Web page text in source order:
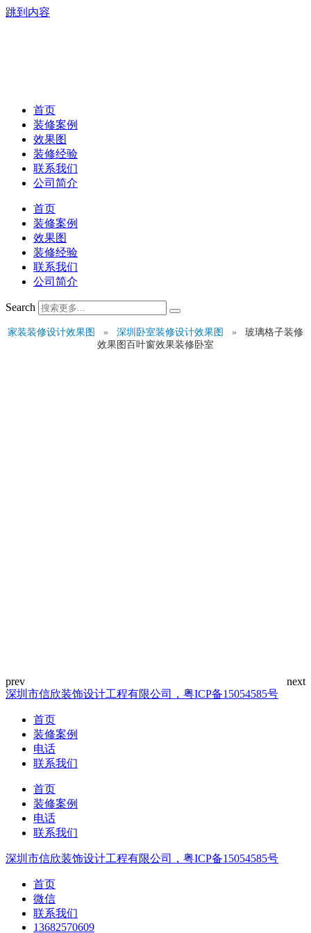
跳到内容
首页
装修案例
效果图
装修经验
联系我们
公司简介
首页
装修案例
效果图
装修经验
联系我们
公司简介
Search
家装装修设计效果图 » 深圳卧室装修设计效果图 »
玻璃格子装修
效果图百叶窗效果装修卧室
深圳市信欣装饰设计工程有限公司，粤ICP备15054585号
首页
装修案例
电话
联系我们
首页
装修案例
电话
联系我们
深圳市信欣装饰设计工程有限公司，粤ICP备15054585号
首页
微信
联系我们
13682570609